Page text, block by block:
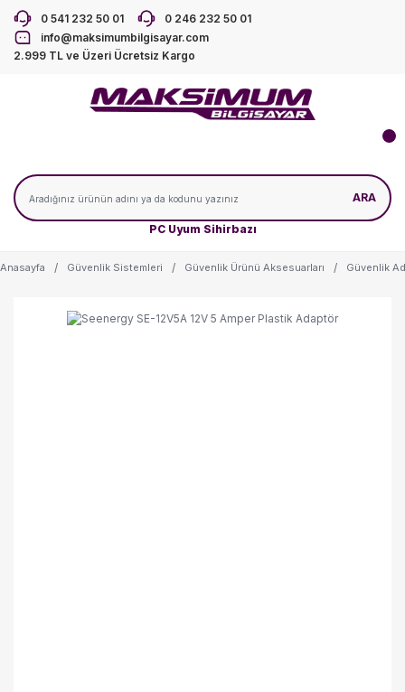
0 541 232 50 01
0 246 232 50 01
info@maksimumbilgisayar.com
2.999 TL ve Üzeri Ücretsiz Kargo
PC Uyum Sihirbazı
ARA
Anasayfa Güvenlik Sistemleri Güvenlik Ürünü Aksesuarları Güvenlik